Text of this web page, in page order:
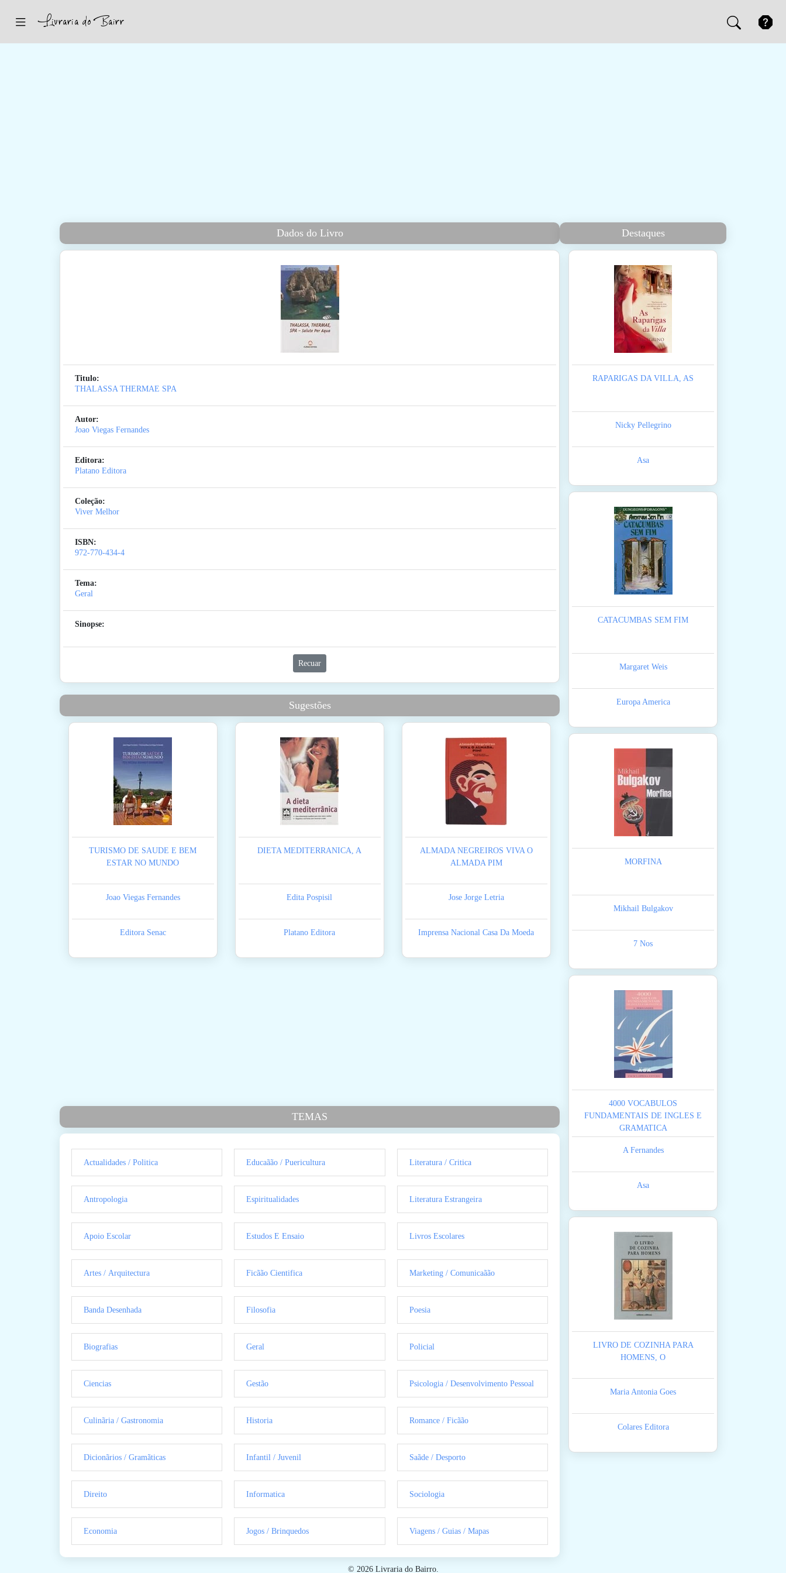
Dados do Livro
Titulo:
THALASSA THERMAE SPA
Autor:
Joao Viegas Fernandes
Editora:
Platano Editora
Coleção:
Viver Melhor
ISBN:
972-770-434-4
Tema:
Geral
Sinopse:
Recuar
Sugestões
TURISMO DE SAUDE E BEM
ESTAR NO MUNDO
Joao Viegas Fernandes
Editora Senac
DIETA MEDITERRANICA, A
Edita Pospisil
Platano Editora
ALMADA NEGREIROS VIVA O
ALMADA PIM
Jose Jorge Letria
Imprensa Nacional Casa Da Moeda
TEMAS
Actualidades / Politica
Antropologia
Apoio Escolar
Artes / Arquitectura
Banda Desenhada
Biografias
Ciencias
Culinãria / Gastronomia
Dicionãrios / Gramãticas
Direito
Economia
Educaãão / Puericultura
Espiritualidades
Estudos E Ensaio
Ficãão Cientifica
Filosofia
Geral
Gestão
Historia
Infantil / Juvenil
Informatica
Jogos / Brinquedos
Literatura / Critica
Literatura Estrangeira
Livros Escolares
Marketing / Comunicaãão
Poesia
Policial
Psicologia / Desenvolvimento Pessoal
Romance / Ficãão
Saãde / Desporto
Sociologia
Viagens / Guias / Mapas
Destaques
RAPARIGAS DA VILLA, AS
Nicky Pellegrino
Asa
CATACUMBAS SEM FIM
Margaret Weis
Europa America
MORFINA
Mikhail Bulgakov
7 Nos
4000 VOCABULOS
FUNDAMENTAIS DE INGLES E
GRAMATICA
A Fernandes
Asa
LIVRO DE COZINHA PARA
HOMENS, O
Maria Antonia Goes
Colares Editora
© 2026 Livraria do Bairro.